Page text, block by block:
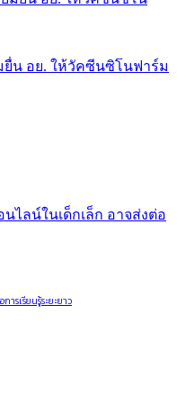
ยื่น อย. ให้วัคซีนซิโนฟาร์ม
ารเรียนรู้ระยะยาว